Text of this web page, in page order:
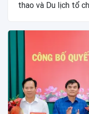
thao và Du lịch tổ